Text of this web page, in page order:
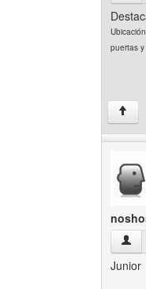
puertas
↑
Junior